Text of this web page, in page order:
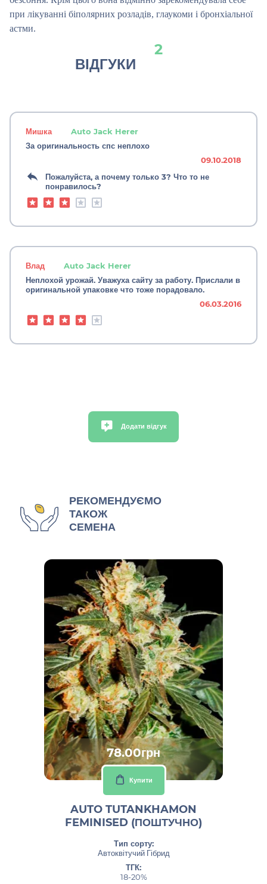
при лікуванні біполярних розладів, глаукоми і бронхіальної
астми.
ВІДГУКИ
2
Мишка
Auto Jack Herer
За оригинальность спс неплохо
09.10.2018
Пожалуйста, а почему только 3? Что то не
понравилось?
Влад
Auto Jack Herer
Неплохой урожай. Уважуха сайту за работу. Прислали в
оригинальной упаковке что тоже порадовало.
06.03.2016
Додати відгук
РЕКОМЕНДУЄМО
ТАКОЖ
СЕМЕНА
78.00грн
Купити
AUTO TUTANKHAMON
FEMINISED (ПОШТУЧНО)
Тип сорту:
Автоквітучий Гібрид
ТГК:
18-20%